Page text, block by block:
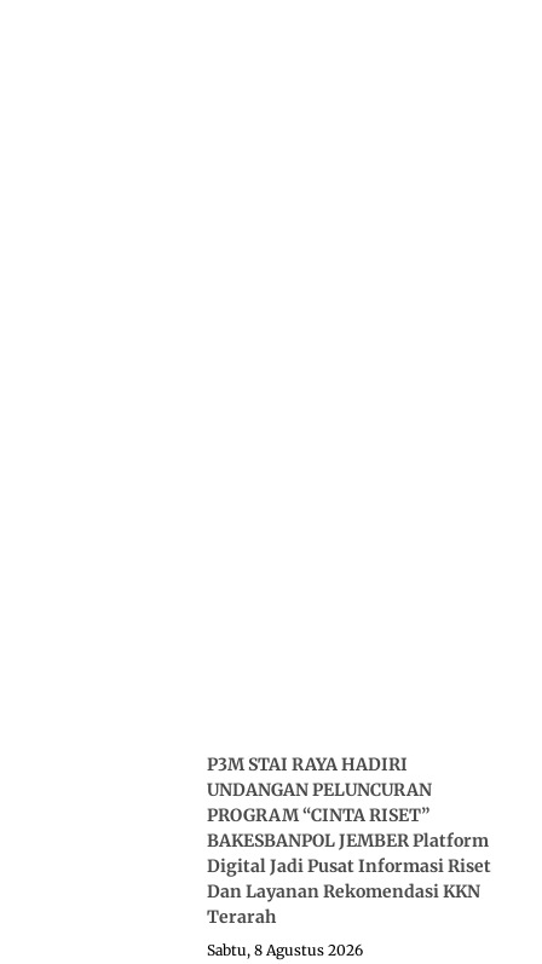
P3M STAI RAYA HADIRI
UNDANGAN PELUNCURAN
PROGRAM “CINTA RISET”
BAKESBANPOL JEMBER Platform
Digital Jadi Pusat Informasi Riset
Dan Layanan Rekomendasi KKN
Terarah
Sabtu, 8 Agustus 2026